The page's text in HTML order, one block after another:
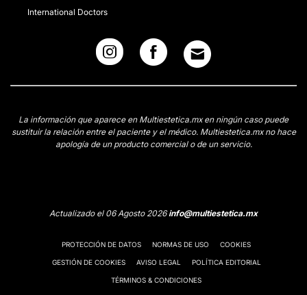
International Doctors
La información que aparece en Multiestetica.mx en ningún caso puede
sustituir la relación entre el paciente y el médico. Multiestetica.mx no hace
apología de un producto comercial o de un servicio.
Actualizado el 06 Agosto 2026info@multiestetica.mx
PROTECCIÓN DE DATOS NORMAS DE USO COOKIES
GESTIÓN DE COOKIES AVISO LEGAL POLÍTICA EDITORIAL
TÉRMINOS & CONDICIONES